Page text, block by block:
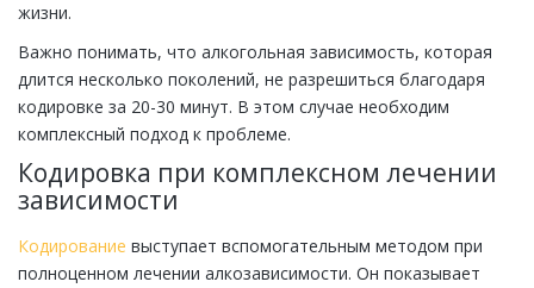
жизни.
Важно понимать, что алкогольная зависимость, которая
длится несколько поколений, не разрешиться благодаря
кодировке за 20-30 минут. В этом случае необходим
комплексный подход к проблеме.
Кодировка при комплексном лечении
зависимости
Кодирование выступает вспомогательным методом при
полноценном лечении алкозависимости. Он показывает